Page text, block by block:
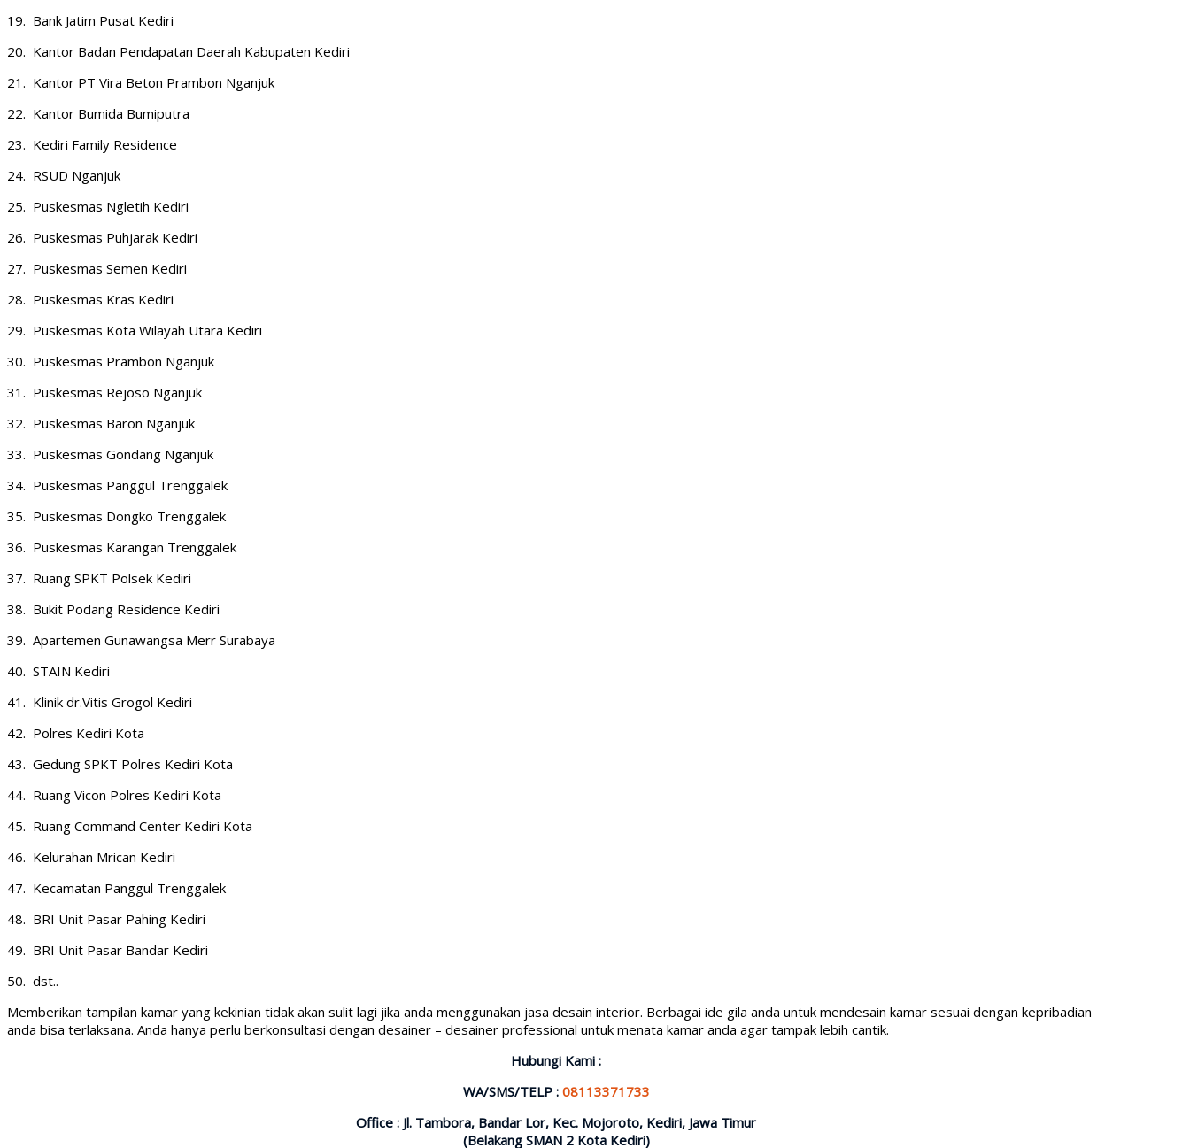
19. Bank Jatim Pusat Kediri
20. Kantor Badan Pendapatan Daerah Kabupaten Kediri
21. Kantor PT Vira Beton Prambon Nganjuk
22. Kantor Bumida Bumiputra
23. Kediri Family Residence
24. RSUD Nganjuk
25. Puskesmas Ngletih Kediri
26. Puskesmas Puhjarak Kediri
27. Puskesmas Semen Kediri
28. Puskesmas Kras Kediri
29. Puskesmas Kota Wilayah Utara Kediri
30. Puskesmas Prambon Nganjuk
31. Puskesmas Rejoso Nganjuk
32. Puskesmas Baron Nganjuk
33. Puskesmas Gondang Nganjuk
34. Puskesmas Panggul Trenggalek
35. Puskesmas Dongko Trenggalek
36. Puskesmas Karangan Trenggalek
37. Ruang SPKT Polsek Kediri
38. Bukit Podang Residence Kediri
39. Apartemen Gunawangsa Merr Surabaya
40. STAIN Kediri
41. Klinik dr.Vitis Grogol Kediri
42. Polres Kediri Kota
43. Gedung SPKT Polres Kediri Kota
44. Ruang Vicon Polres Kediri Kota
45. Ruang Command Center Kediri Kota
46. Kelurahan Mrican Kediri
47. Kecamatan Panggul Trenggalek
48. BRI Unit Pasar Pahing Kediri
49. BRI Unit Pasar Bandar Kediri
50. dst..
Memberikan tampilan kamar yang kekinian tidak akan sulit lagi jika anda menggunakan jasa desain interior. Berbagai ide gila anda untuk mendesain kamar sesuai dengan kepribadian
anda bisa terlaksana. Anda hanya perlu berkonsultasi dengan desainer – desainer professional untuk menata kamar anda agar tampak lebih cantik.
Hubungi Kami :
WA/SMS/TELP : 08113371733
Office : Jl. Tambora, Bandar Lor, Kec. Mojoroto, Kediri, Jawa Timur
(Belakang SMAN 2 Kota Kediri)